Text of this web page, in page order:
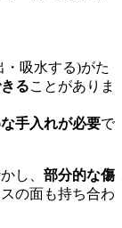
吸水する)がた
ることがありま
手入れが必要で
し、 部分的な傷
の面も持ち合わ